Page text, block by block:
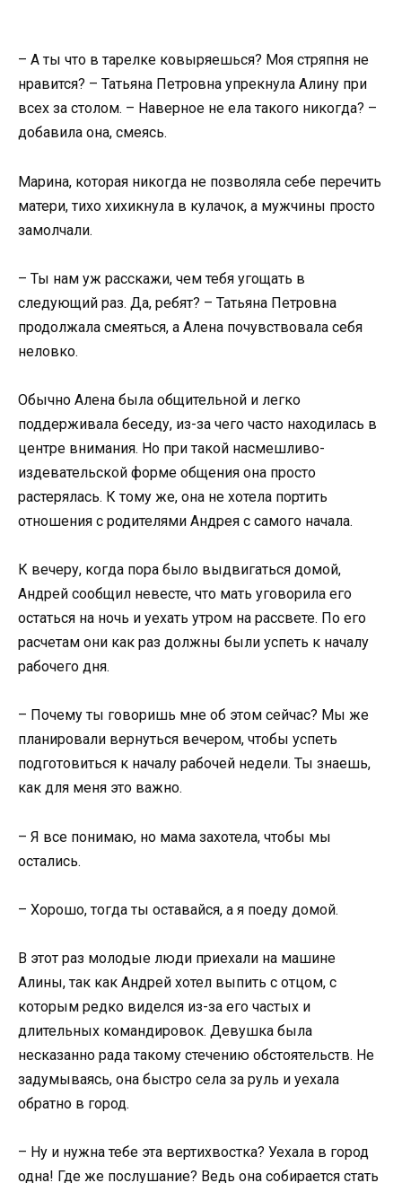
– А ты что в тарелке ковыряешься? Моя стряпня не
нравится? – Татьяна Петровна упрекнула Алину при
всех за столом. – Наверное не ела такого никогда? –
добавила она, смеясь.
Марина, которая никогда не позволяла себе перечить
матери, тихо хихикнула в кулачок, а мужчины просто
замолчали.
– Ты нам уж расскажи, чем тебя угощать в
следующий раз. Да, ребят? – Татьяна Петровна
продолжала смеяться, а Алена почувствовала себя
неловко.
Обычно Алена была общительной и легко
поддерживала беседу, из-за чего часто находилась в
центре внимания. Но при такой насмешливо-
издевательской форме общения она просто
растерялась. К тому же, она не хотела портить
отношения с родителями Андрея с самого начала.
К вечеру, когда пора было выдвигаться домой,
Андрей сообщил невесте, что мать уговорила его
остаться на ночь и уехать утром на рассвете. По его
расчетам они как раз должны были успеть к началу
рабочего дня.
– Почему ты говоришь мне об этом сейчас? Мы же
планировали вернуться вечером, чтобы успеть
подготовиться к началу рабочей недели. Ты знаешь,
как для меня это важно.
– Я все понимаю, но мама захотела, чтобы мы
остались.
– Хорошо, тогда ты оставайся, а я поеду домой.
В этот раз молодые люди приехали на машине
Алины, так как Андрей хотел выпить с отцом, с
которым редко виделся из-за его частых и
длительных командировок. Девушка была
несказанно рада такому стечению обстоятельств. Не
задумываясь, она быстро села за руль и уехала
обратно в город.
– Ну и нужна тебе эта вертихвостка? Уехала в город
одна! Где же послушание? Ведь она собирается стать